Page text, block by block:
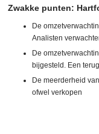
Zwakke punten:
De
Analisten
De
bijgesteld. Een
De meerderheid
ofwel verkopen